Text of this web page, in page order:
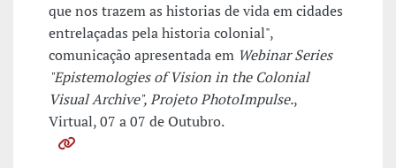
que nos trazem as historias de vida em cidades
entrelaçadas pela historia colonial",
comunicação apresentada em Webinar Series
"Epistemologies of Vision in the Colonial
Visual Archive", Projeto PhotoImpulse.,
Virtual, 07 a 07 de Outubro.